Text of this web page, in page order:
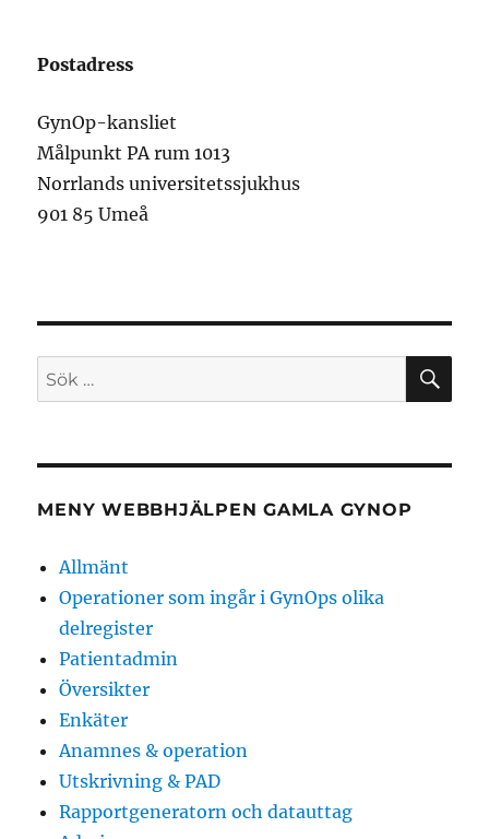
Postadress
GynOp-kansliet
Målpunkt PA rum 1013
Norrlands universitetssjukhus
901 85 Umeå
Sök
efter:
MENY WEBBHJÄLPEN GAMLA GYNOP
Allmänt
Operationer som ingår i GynOps olika
delregister
Patientadmin
Översikter
Enkäter
Anamnes & operation
Utskrivning & PAD
Rapportgeneratorn och datauttag